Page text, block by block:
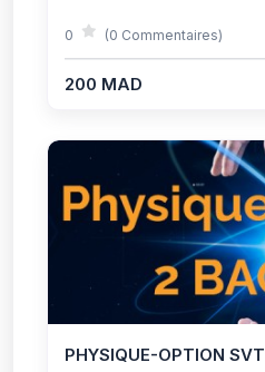
0 (0 Commentaires)
200 MAD
PHYSIQUE-OPTION SVT